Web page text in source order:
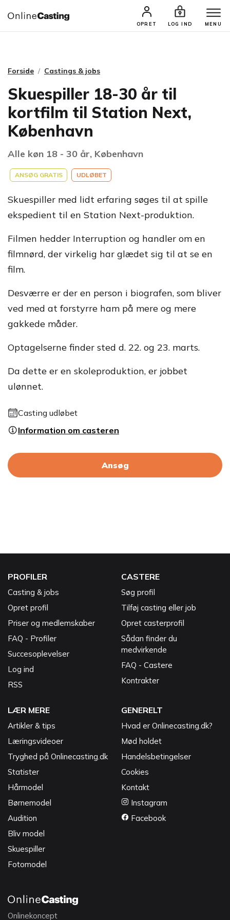
OPRET LOG IND MENU
CASTINGS & JOBS SØG PROFIL
Forside Castings & jobs
Skuespiller 18-30 år til
kortfilm til Station Next,
København
Alle køn 18 - 30 år, København
ANSØG GRATIS UDLØBET
Skuespiller med lidt erfaring søges til at spille
ekspedient til en Station Next-produktion.
Filmen hedder Interruption og handler om en
filmnørd, der virkelig har glædet sig til at se en
film.
Desværre er der en person i biografen, som bliver
ved med at forstyrre ham på mere og mere
gakkede måder.
Optagelserne finder sted d. 22. og 23. marts.
Da dette er en skoleproduktion, er jobbet
ulønnet.
Casting udløbet
Information om casteren
Ansøg
PROFILER
Casting & jobs
Opret profil
Priser og medlemskaber
FAQ - Profiler
Succesoplevelser
Log ind
RSS
CASTERE
Søg profil
Tilføj casting eller job
Opret casterprofil
Sådan finder du
medvirkende
FAQ - Castere
Kontrakter
LÆR MERE
Artikler & tips
Læringsvideoer
Tryghed på Onlinecasting.dk
Statister
Hårmodel
Børnemodel
Audition
Bliv model
Skuespiller
Fotomodel
GENERELT
Hvad er Onlinecasting.dk?
Mød holdet
Handelsbetingelser
Cookies
Kontakt
Instagram
Facebook
Onlinekoncept